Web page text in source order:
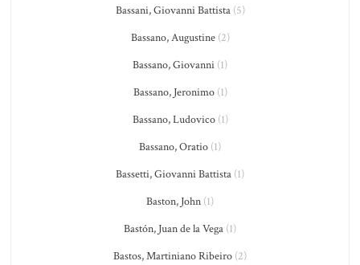
Bassani, Giovanni Battista(5)
Bassano, Augustine(2)
Bassano, Giovanni (1)
Bassano, Jeronimo(1)
Bassano, Ludovico(1)
Bassano, Oratio (1)
Bassetti, Giovanni Battista (1)
Baston, John (1)
Bastón, Juan de la Vega (1)
Bastos, Martiniano Ribeiro (2)